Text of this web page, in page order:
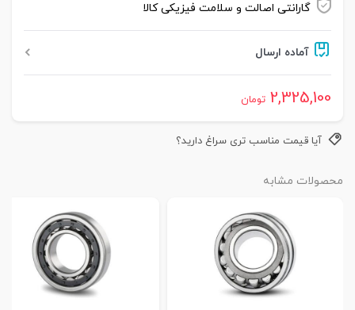
گارانتی اصالت و سلامت فیزیکی کالا
آماده ارسال
2,325,100 تومان
آیا قیمت مناسب تری سراغ دارید؟
محصولات مشابه